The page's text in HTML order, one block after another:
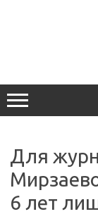
Для
6 лет